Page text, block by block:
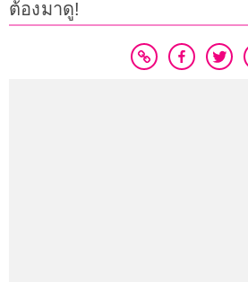
ต้องมาดู!